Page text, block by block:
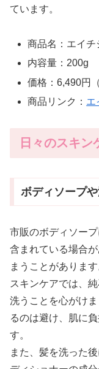
ています。
商品名：エイチ
内容量：200g
価格：6,490円
商品リンク： エ
日々のスキン
ボディソープ
市販のボディソー
含まれている場合
まうことがあります
スキンケアでは、
洗うことを心がけ
るのは避け、肌に
す。
また、髪を洗った